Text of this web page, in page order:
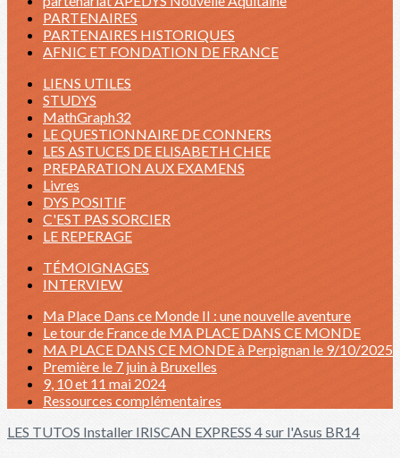
PARTENAIRES
PARTENAIRES HISTORIQUES
AFNIC ET FONDATION DE FRANCE
LIENS UTILES
STUDYS
MathGraph32
LE QUESTIONNAIRE DE CONNERS
LES ASTUCES DE ELISABETH CHEE
PREPARATION AUX EXAMENS
Livres
DYS POSITIF
C'EST PAS SORCIER
LE REPERAGE
TÉMOIGNAGES
INTERVIEW
Ma Place Dans ce Monde II : une nouvelle aventure
Le tour de France de MA PLACE DANS CE MONDE
MA PLACE DANS CE MONDE à Perpignan le 9/10/2025
Première le 7 juin à Bruxelles
9, 10 et 11 mai 2024
Ressources complémentaires
LES TUTOS Installer IRISCAN EXPRESS 4 sur l'Asus BR14